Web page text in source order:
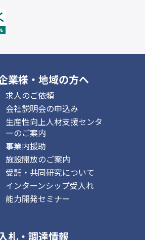
業様・地域の方へ
求人のご依頼
会社説明会の申込み
生産性向上人材支援センタ
ーのご案内
事業内援助
施設開放のご案内
受託・共同研究について
インターンシップ受入れ
能力開発セミナー
札・調達情報